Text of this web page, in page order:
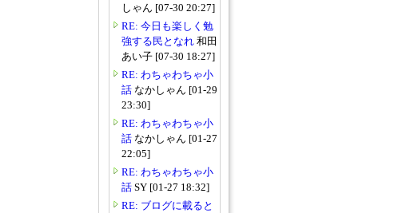
しゃん [07-30 20:27]
RE: 今日も楽しく勉
強する民となれ 和田
あい子 [07-30 18:27]
RE: わちゃわちゃ小
話 なかしゃん [01-29
23:30]
RE: わちゃわちゃ小
話 なかしゃん [01-27
22:05]
RE: わちゃわちゃ小
話 SY [01-27 18:32]
RE: ブログに載ると